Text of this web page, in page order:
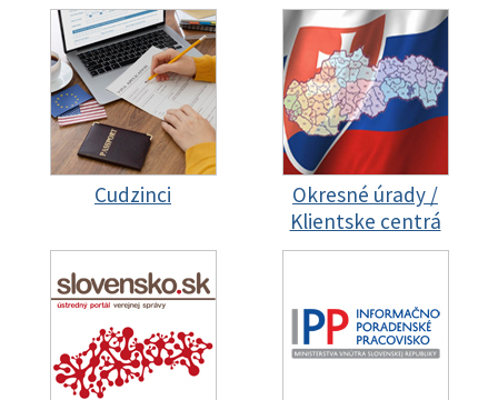
Cudzinci
Okresné úrady /
Klientske centrá